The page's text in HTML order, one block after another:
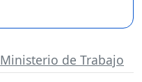
Ministerio de Trabajo